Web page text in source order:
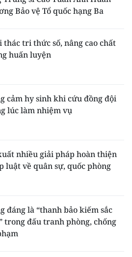
Bảo vệ Tổ quốc hạng Ba
thác tri thức số, nâng cao chất
huấn luyện
cảm hy sinh khi cứu đồng đội
lúc làm nhiệm vụ
nhiều giải pháp hoàn thiện
luật về quân sự, quốc phòng
đáng là “thanh bảo kiếm sắc
trong đấu tranh phòng, chống